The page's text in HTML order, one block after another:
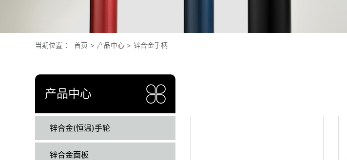
当期位置 ： 首页 > 产品中心 > 锌合金手柄
产品中心
锌合金(恒温)手轮
锌合金面板